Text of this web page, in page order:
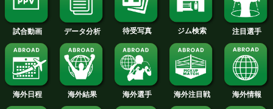
ダラキアンvsタワンカム特集ペー